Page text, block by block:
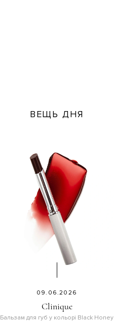
ВЕЩЬ ДНЯ
09.06.2026
Clinique
Бальзам для губ у кольорі Black Honey